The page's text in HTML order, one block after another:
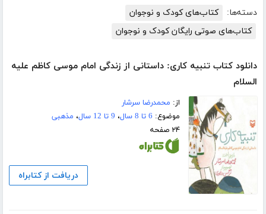
دسته‌ها:
کتاب‌های کودک و نوجوان
کتاب‌های صوتی رایگان کودک و نوجوان
دانلود کتاب تنبیه کاری: داستانی از زندگی امام موسی کاظم علیه
السلام
از: محمدرضا سرشار
موضوع: 6 تا 8 سال ، 9 تا 12 سال ، مذهبی
۲۴ صفحه
دریافت از کتابراه